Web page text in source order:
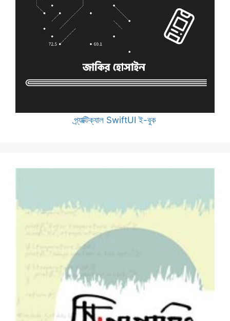
প্র্যাক্টিক্যাল SwiftUI ই-বুক